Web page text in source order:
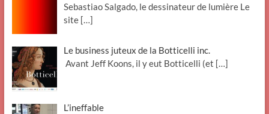
Sebastiao Salgado, le dessinateur de lumière Le
site […]
Le business juteux de la Botticelli inc.
Avant Jeff Koons, il y eut Botticelli (et […]
L’ineffable